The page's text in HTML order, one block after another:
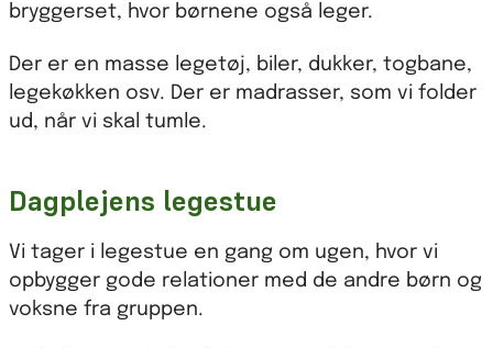
bryggerset, hvor børnene også leger.
Der er en masse legetøj, biler, dukker, togbane,
legekøkken osv. Der er madrasser, som vi folder
ud, når vi skal tumle.
Dagplejens legestue
Vi tager i legestue en gang om ugen, hvor vi
opbygger gode relationer med de andre børn og
voksne fra gruppen.